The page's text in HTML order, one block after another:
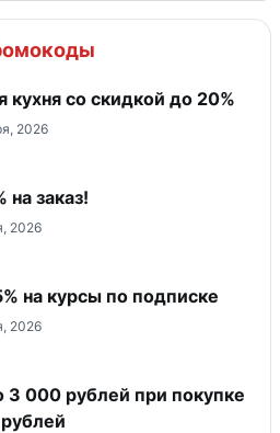
кухня со скидкой до 20%
2026
на заказ!
2026
на курсы по подписке
2026
рублей при покупке